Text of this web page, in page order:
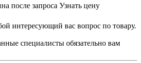
после запроса Узнать цену
интересующий вас вопрос по товару.
специалисты обязательно вам